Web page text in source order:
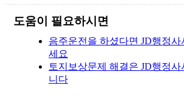
도움이 필요하시면
음주운전을 하셨다면 JD행정
세요
토지보상문제 해결은 JD행정
니다